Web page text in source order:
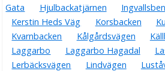
Gata
Hjulbackatjärnen
Kerstin Heds Väg
Korsbacken
Kvarnbacken
Kålgårdsvägen
Laggarbo
Laggarbo Hagadal
Lerbäcksvägen
Lindvägen